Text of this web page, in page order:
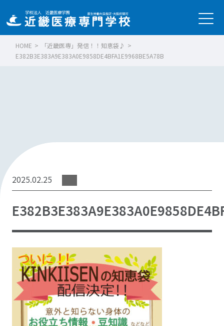
HOME > 「近畿医専」発信！！知恵袋♪ >
E382B3E383A9E383A0E9858DE4BFA1E9968BE5A78B
2025.02.25